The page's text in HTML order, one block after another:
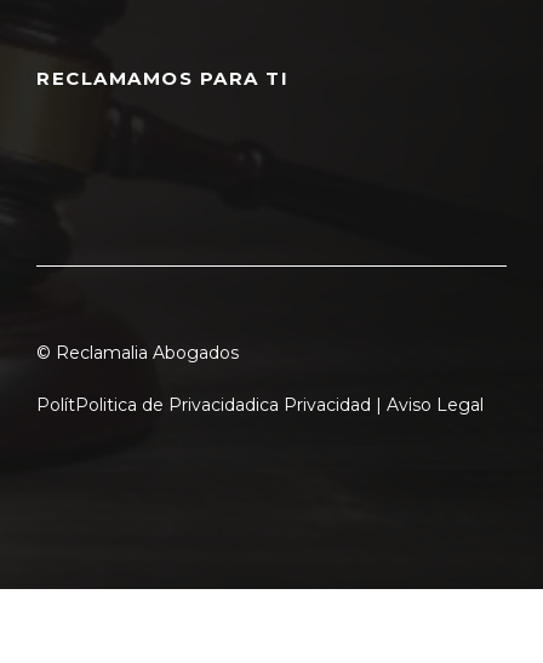
RECLAMAMOS PARA TI
© Reclamalia Abogados
PolítPolitica de Privacidadica Privacidad | Aviso Legal